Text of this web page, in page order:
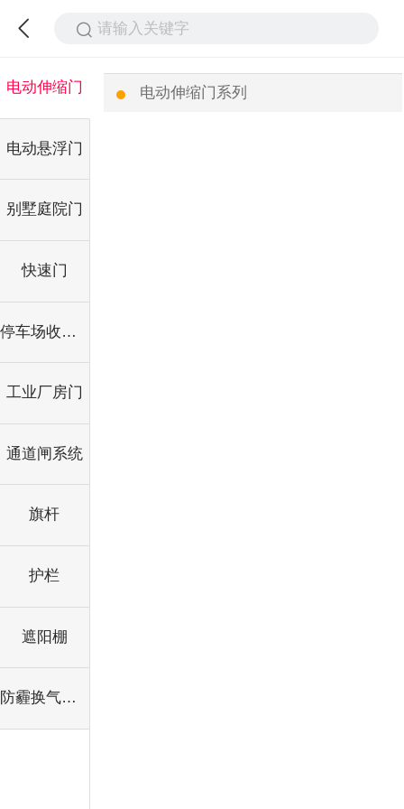
请输入关键字
电动伸缩门
电动悬浮门
别墅庭院门
快速门
停车场收费系统
工业厂房门
通道闸系统
旗杆
护栏
遮阳棚
防霾换气纱窗
电动伸缩门系列